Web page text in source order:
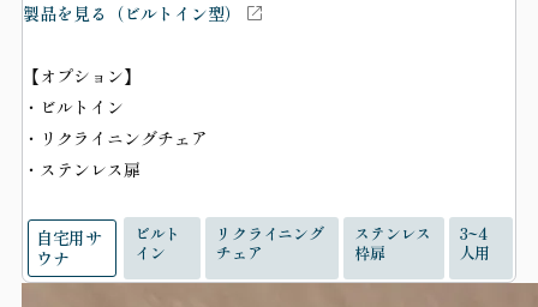
製品を見る（ビルトイン型）
【オプション】
・ビルトイン
・リクライニングチェア
・ステンレス扉
自宅用サ
ウナ
ビルト
イン
リクライニング
チェア
ステンレス
枠扉
3~4
人用